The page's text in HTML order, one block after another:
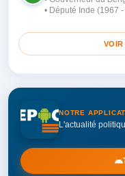
• Député Inde (1967
VOIR
NOTRE
L'actualité